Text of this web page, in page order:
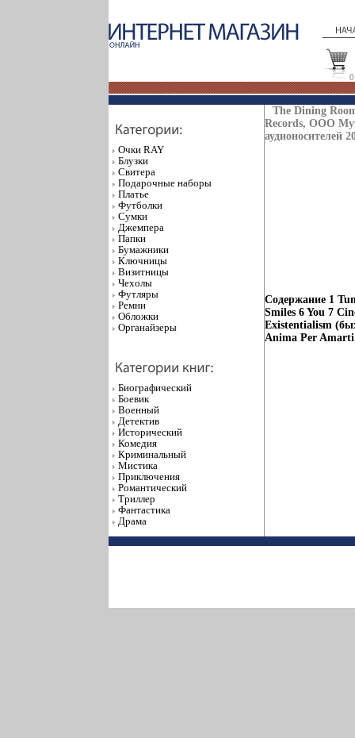
0
Очки RAY
Блузки
Свитера
Подарочные наборы
Платье
Футболки
Сумки
Джемпера
Папки
Бумажники
Ключницы
Визитницы
Чехолы
Футляры
Ремни
Обложки
Органайзеры
Биографический
Боевик
Военный
Детектив
Исторический
Комедия
Криминальный
Мистика
Приключения
Романтический
Триллер
Фантастика
Драма
The Dining
Records, ООО
аудионосителей
Содержание 1
Smiles 6 You 7
Existentialism
Anima Per